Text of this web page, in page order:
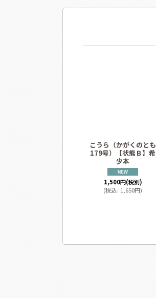
こうら（かがくのとも
179号）【状態Ｂ】希
少本
1,500円(税別)
(税込: 1,650円)